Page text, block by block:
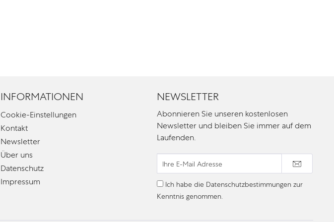
INFORMATIONEN
Cookie-Einstellungen
Kontakt
Newsletter
Über uns
Datenschutz
Impressum
NEWSLETTER
Abonnieren Sie unseren kostenlosen
Newsletter und bleiben Sie immer auf dem
Laufenden.
Ich habe die Datenschutzbestimmungen zur
Kenntnis genommen.